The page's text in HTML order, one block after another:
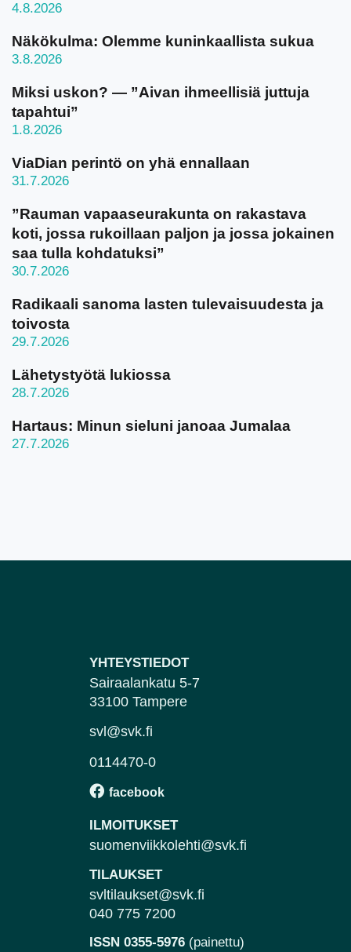
4.8.2026
Näkökulma: Olemme kuninkaallista sukua
3.8.2026
Miksi uskon? — ”Aivan ihmeellisiä juttuja
tapahtui”
1.8.2026
ViaDian perintö on yhä ennallaan
31.7.2026
”Rauman vapaaseurakunta on rakastava
koti, jossa rukoillaan paljon ja jossa jokainen
saa tulla kohdatuksi”
30.7.2026
Radikaali sanoma lasten tulevaisuudesta ja
toivosta
29.7.2026
Lähetystyötä lukiossa
28.7.2026
Hartaus: Minun sieluni janoaa Jumalaa
27.7.2026
YHTEYSTIEDOT
Sairaalankatu 5-7
33100 Tampere
svl@svk.fi
0114470-0
ILMOITUKSET
suomenviikkolehti@svk.fi
TILAUKSET
svltilaukset@svk.fi
040 775 7200
ISSN 0355-5976 (painettu)